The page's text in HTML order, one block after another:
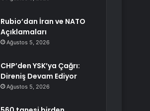
Rubio’dan İran ve NATO
Açıklamaları
Ağustos 5, 2026
CHP’den YSK’ya Çağrı:
Direniş Devam Ediyor
Ağustos 5, 2026